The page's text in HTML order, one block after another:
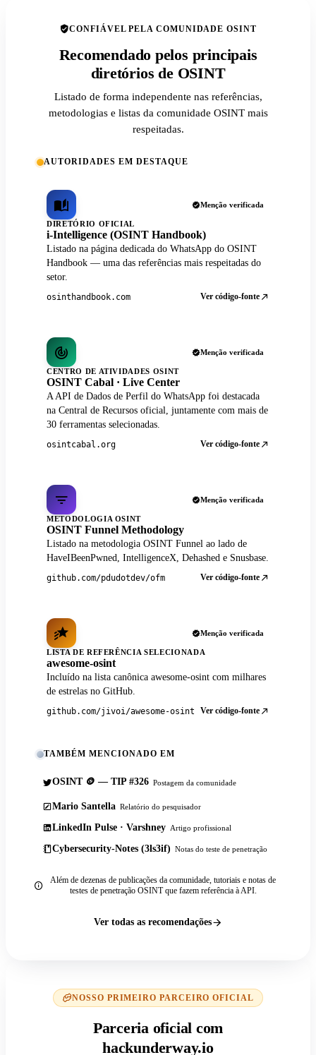
CONFIÁVEL PELA COMUNIDADE OSINT
Recomendado pelos principais
diretórios de OSINT
Listado de forma independente nas referências,
metodologias e listas da comunidade OSINT mais
respeitadas.
AUTORIDADES EM DESTAQUE
Menção verificada
DIRETÓRIO OFICIAL
i-Intelligence (OSINT Handbook)
Listado na página dedicada do WhatsApp do OSINT
Handbook — uma das referências mais respeitadas do
setor.
osinthandbook.com Ver código-fonte
Menção verificada
CENTRO DE ATIVIDADES OSINT
OSINT Cabal · Live Center
A API de Dados de Perfil do WhatsApp foi destacada
na Central de Recursos oficial, juntamente com mais de
30 ferramentas selecionadas.
osintcabal.org Ver código-fonte
Menção verificada
METODOLOGIA OSINT
OSINT Funnel Methodology
Listado na metodologia OSINT Funnel ao lado de
HaveIBeenPwned, IntelligenceX, Dehashed e Snusbase.
github.com/pdudotdev/ofm Ver código-fonte
Menção verificada
LISTA DE REFERÊNCIA SELECIONADA
awesome-osint
Incluído na lista canônica awesome-osint com milhares
de estrelas no GitHub.
github.com/jivoi/awesome-osint Ver código-fonte
TAMBÉM MENCIONADO EM
OSINT 🪙 — TIP #326 Postagem da comunidade
Mario Santella Relatório do pesquisador
LinkedIn Pulse · Varshney Artigo profissional
Cybersecurity-Notes (3ls3if) Notas do teste de penetração
Além de dezenas de publicações da comunidade, tutoriais e notas de
testes de penetração OSINT que fazem referência à API.
Ver todas as recomendações
NOSSO PRIMEIRO PARCEIRO OFICIAL
Parceria oficial com
hackunderway.io